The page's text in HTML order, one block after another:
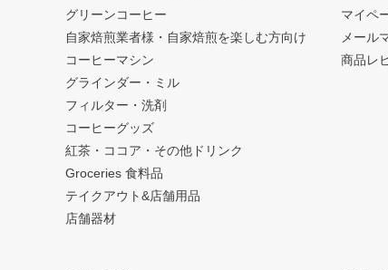
グリーンコーヒー
自家焙煎業者様・自家焙煎を楽しむ方向け
コーヒーマシン
グラインダー・ミル
フィルター・洗剤
コーヒーグッズ
紅茶・ココア・その他ドリンク
Groceries 食料品
テイクアウト&店舗用品
店舗器材
マイペ
メール
商品レ